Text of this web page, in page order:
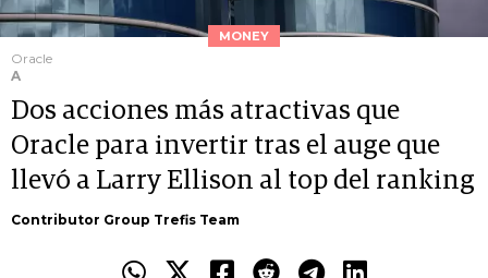
MONEY
Oracle
A
Dos acciones más atractivas que
Oracle para invertir tras el auge que
llevó a Larry Ellison al top del ranking
Contributor Group Trefis Team